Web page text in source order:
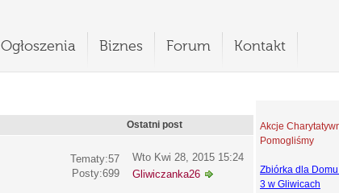
Ogłoszenia Biznes Forum Kontakt
Ostatni post
Tematy:57
Posty:699
Wto Kwi 28, 2015 15:24
Gliwiczanka26
Akcje
Pomogliśmy
Zbiórka dla
3 w Gliwicach